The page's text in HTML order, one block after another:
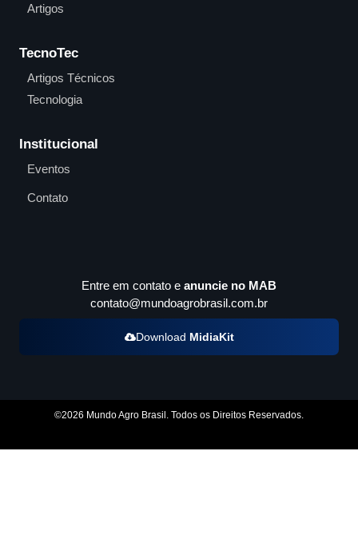
Artigos
TecnoTec
Artigos Técnicos
Tecnologia
Institucional
Eventos
Contato
Entre em contato e anuncie no MAB
contato@mundoagrobrasil.com.br
Download MidiaKit
©2026 Mundo Agro Brasil. Todos os Direitos Reservados.